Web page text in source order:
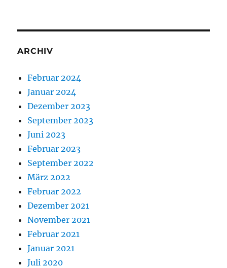
ARCHIV
Februar 2024
Januar 2024
Dezember 2023
September 2023
Juni 2023
Februar 2023
September 2022
März 2022
Februar 2022
Dezember 2021
November 2021
Februar 2021
Januar 2021
Juli 2020